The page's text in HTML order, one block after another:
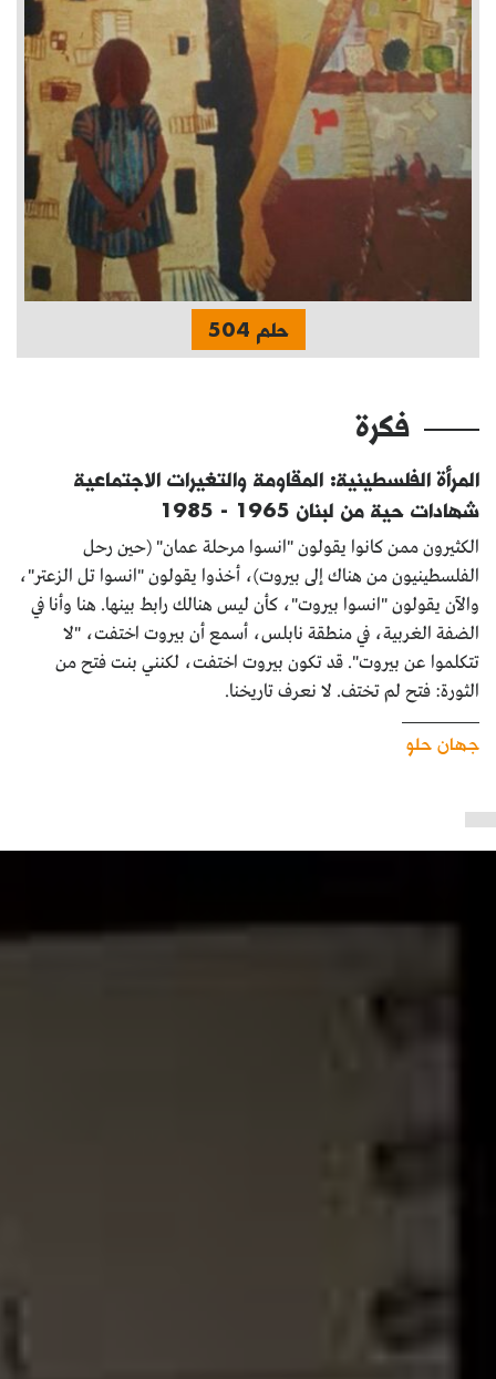
حلم 504
فكرة
المرأة الفلسطينية: المقاومة والتغيرات الاجتماعية
شهادات حية من لبنان 1965 - 1985
الكثيرون ممن كانوا يقولون "انسوا مرحلة عمان" (حين رحل
الفلسطينيون من هناك إلى بيروت)، أخذوا يقولون "انسوا تل الزعتر"،
والآن يقولون "انسوا بيروت"، كأن ليس هنالك رابط بينها. هنا وأنا في
الضفة الغربية، في منطقة نابلس، أسمع أن بيروت اختفت، "لا
تتكلموا عن بيروت". قد تكون بيروت اختفت، لكنني بنت فتح من
الثورة: فتح لم تختف. لا نعرف تاريخنا.
جهان حلو